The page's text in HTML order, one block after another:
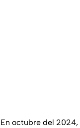
En octubre del 2024,